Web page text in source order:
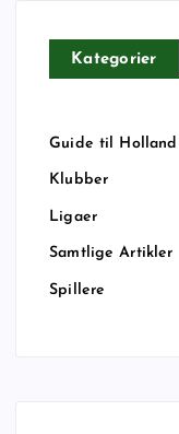
Kategorier
Guide til Holland
Klubber
Ligaer
Samtlige Artikler
Spillere